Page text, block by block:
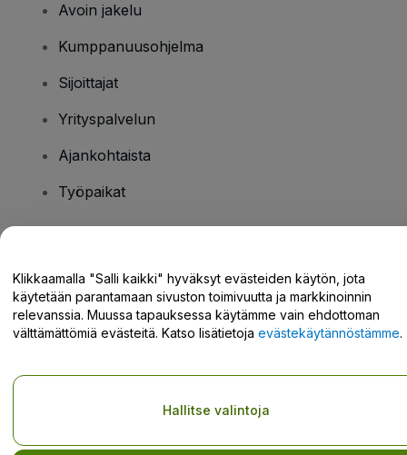
Avoin jakelu
Kumppanuusohjelma
Sijoittajat
Yrityspalvelun
Ajankohtaista
Työpaikat
Tukikeskus / Ota meihin yhteyttä
Tekijänoikeus © viagogo GmbH 2026 Yritystiedot
Käyttöehdot
Mobiilitietosuojakäytännön
Klikkaamalla "Salli kaikki" hyväksyt evästeiden käytön, jota
käytetään parantamaan sivuston toimivuutta ja markkinoinnin
relevanssia. Muussa tapauksessa käytämme vain ehdottoman
välttämättömiä evästeitä. Katso lisätietoja evästekäytännöstämme.
Hallitse valintoja